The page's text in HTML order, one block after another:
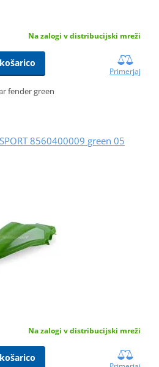
Na zalogi v distribucijski mreži
Primerjaj
fender green
8560400009 green 05
Na zalogi v distribucijski mreži